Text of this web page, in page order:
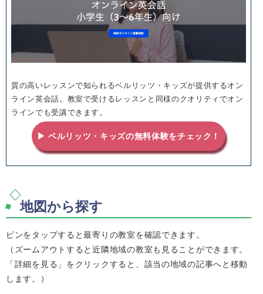
質の高いレッスンで知られるベルリッツ・キッズが提供するオン
ライン英会話。教室で受けるレッスンと同様のクオリティでオン
ラインでも受講できます。
▶ ベルリッツ・キッズの無料体験をチェック！
地図から探す
ピンをタップすると最寄りの教室を確認できます。
（ズームアウトすると近隣地域の教室も見ることができます。
「詳細を見る」をクリックすると、該当の地域の記事へと移動
します。）